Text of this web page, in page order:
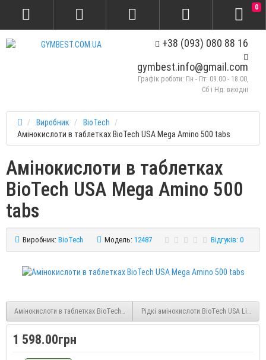
+38 (093) 080 88 16
gymbest.info@gmail.com
Графік роботи: Пн - Пт: 09.00 - 18.00,
Сб і Нд: вихідні
0
Виробник
BioTech
Амінокислоти в таблетках BioTech USA Mega Amino 500 tabs
Амінокислоти в таблетках
BioTech USA Mega Amino 500
tabs
Виробник: BioTech Модель: 12487 Відгуків: 0
Амінокислоти в таблетках BioTech USA Mega Amino 300 tabsРідкі амінокислоти BioTech USA Liquid
1 598.00грн